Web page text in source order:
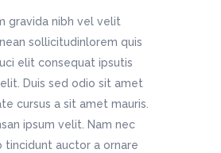
gravida nibh vel velit
sollicitudinlorem quis
elit consequat ipsutis
Duis sed odio sit amet
cursus a sit amet mauris.
ipsum velit. Nam nec
tincidunt auctor a ornare